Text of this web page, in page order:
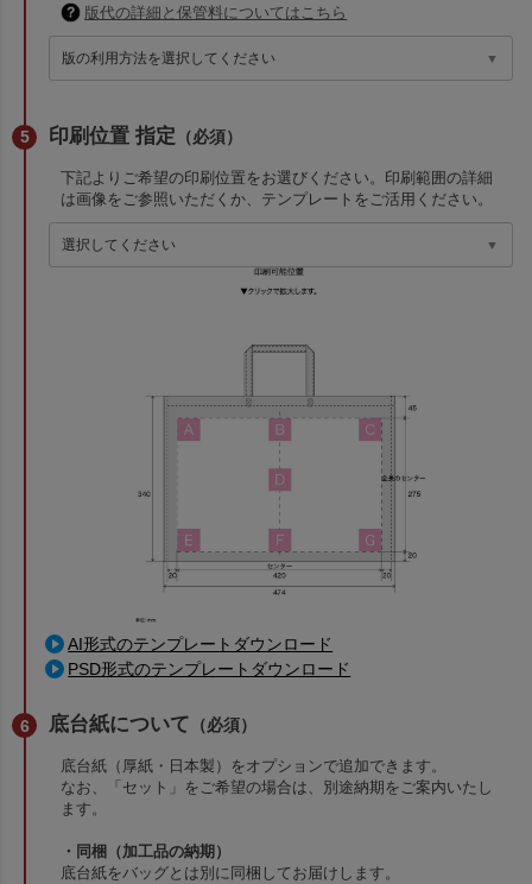
版代の詳細と保管料についてはこちら
印刷位置 指定 （必須）
下記よりご希望の印刷位置をお選びください。印刷範囲の詳細
は画像をご参照いただくか、テンプレートをご活用ください。
AI形式のテンプレートダウンロード
PSD形式のテンプレートダウンロード
底台紙について （必須）
底台紙（厚紙・日本製）をオプションで追加できます。
なお、「セット」をご希望の場合は、別途納期をご案内いたし
ます。
・同梱（加工品の納期）
底台紙をバッグとは別に同梱してお届けします。